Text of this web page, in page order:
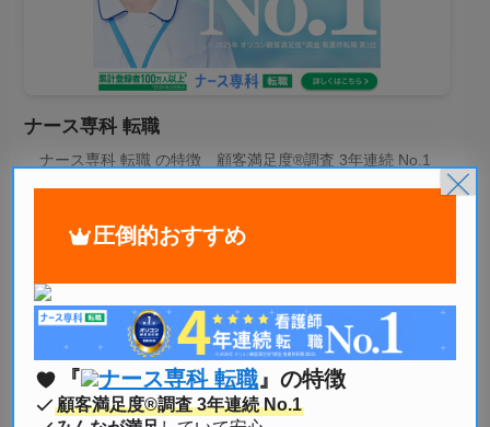
ナース専科 転職
ナース専科 転職 の特徴 顧客満足度®調査 3年連続 No.1
2025年3月28日
口コミ
圧倒的おすすめ
『 ナース専科 転職』の特徴
顧客満足度®調査 3年連続 No.1
×